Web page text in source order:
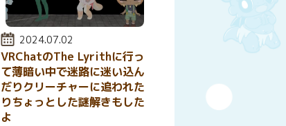
投稿日:
2024.07.02
VRChatのThe Lyrithに行っ
て薄暗い中で迷路に迷い込ん
だりクリーチャーに追われた
りちょっとした謎解きもした
よ